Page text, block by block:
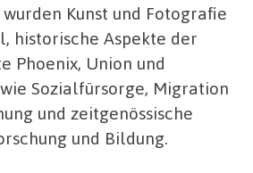
Kunst und Fotografie
historische Aspekte der
Phoenix, Union und
Sozialfürsorge, Migration
und zeitgenössische
und Bildung.